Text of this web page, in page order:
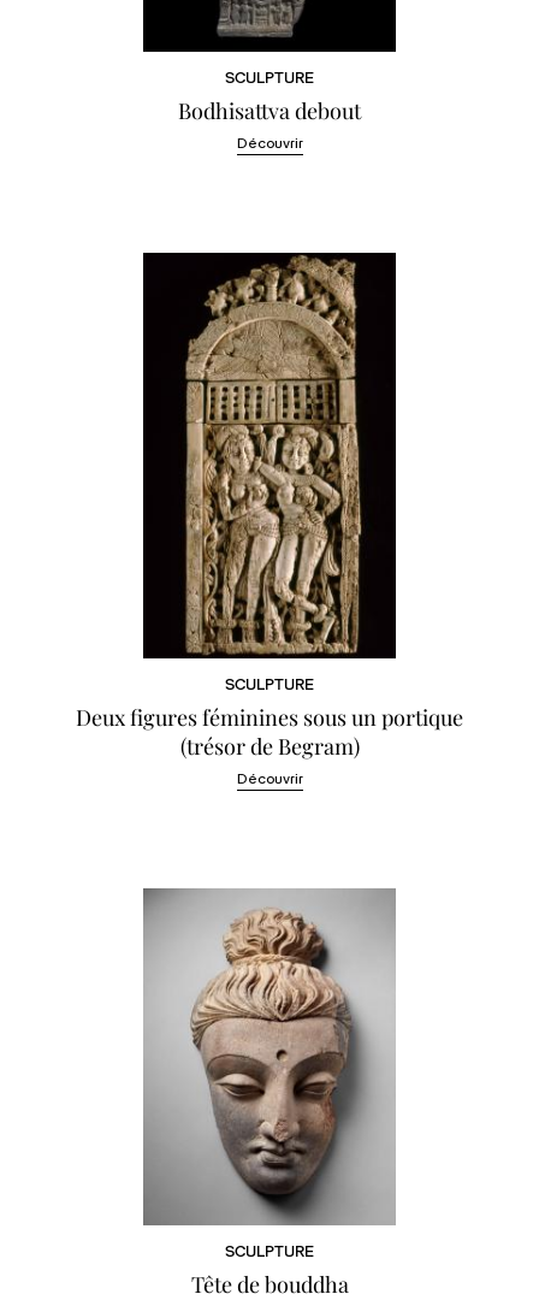
SCULPTURE
Bodhisattva debout
Découvrir
SCULPTURE
Deux figures féminines sous un portique
(trésor de Begram)
Découvrir
SCULPTURE
Tête de bouddha